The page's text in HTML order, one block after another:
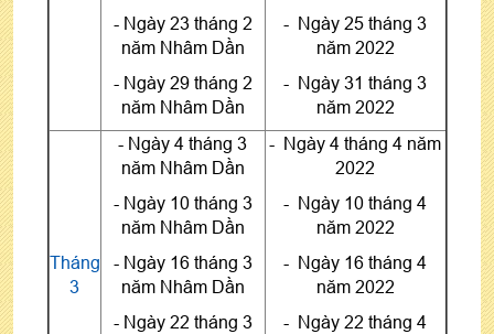
- Ngày 23 tháng 2
năm Nhâm Dần
- Ngày 29 tháng 2
năm Nhâm Dần
- Ngày 25 tháng 3
năm 2022
- Ngày 31 tháng 3
năm 2022
Tháng
3
- Ngày 4 tháng 3
năm Nhâm Dần
- Ngày 10 tháng 3
năm Nhâm Dần
- Ngày 16 tháng 3
năm Nhâm Dần
- Ngày 22 tháng 3
- Ngày 4 tháng 4 năm
2022
- Ngày 10 tháng 4
năm 2022
- Ngày 16 tháng 4
năm 2022
- Ngày 22 tháng 4